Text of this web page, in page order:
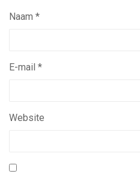
Naam *
E-mail *
Website